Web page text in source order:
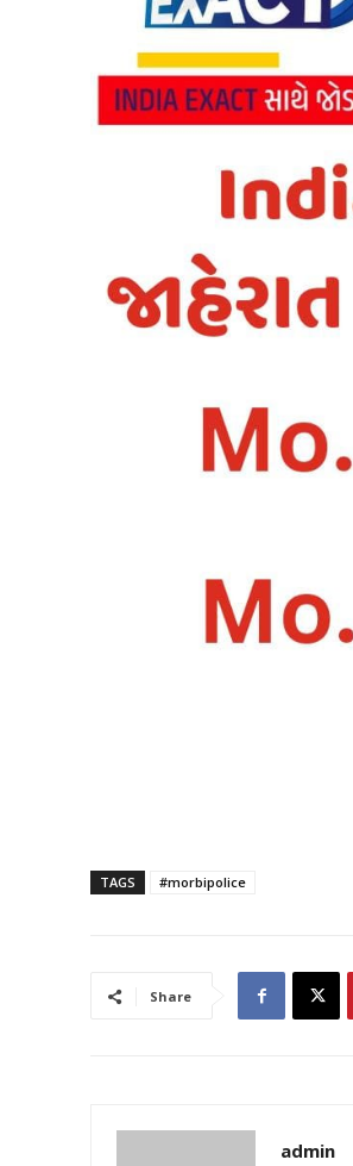
TAGS #morbipolice
Share
admin